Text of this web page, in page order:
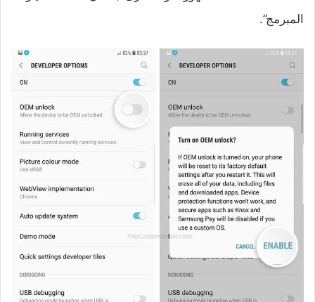
المبرمج”.